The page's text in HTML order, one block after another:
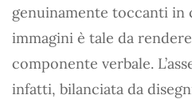
genuinamente toccanti in
immagini è tale da
componente verbale.
infatti, bilanciata da